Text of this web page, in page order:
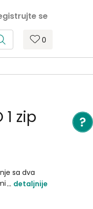
se
0
zip
sa dva
olovku,
detaljnije